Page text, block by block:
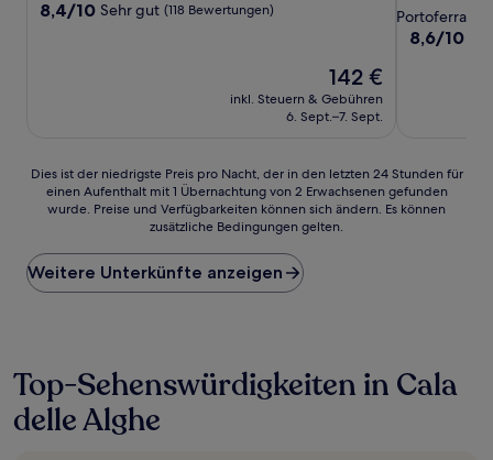
8.4
8,4/10 Sehr gut (118 Bewertungen)
Der
Preis
beträgt
142 €
inkl. Steuern & Gebühren
6. Sept.–7. Sept.
Sterne-
Unterkunft
Portoferraio
8.6
8,6/10
Dies
der
Preis
pro
Nacht,
letzten
24 Stunden
für
einen
Dies ist der niedrigste Preis pro Nacht, der in den letzten 24 Stunden für
einen Aufenthalt mit 1 Übernachtung von 2 Erwachsenen gefunden
wurde. Preise und Verfügbarkeiten können sich ändern. Es können
zusätzliche Bedingungen gelten.
Weitere Unterkünfte anzeigen
Top-Sehenswürdigkeiten in Cala
delle Alghe